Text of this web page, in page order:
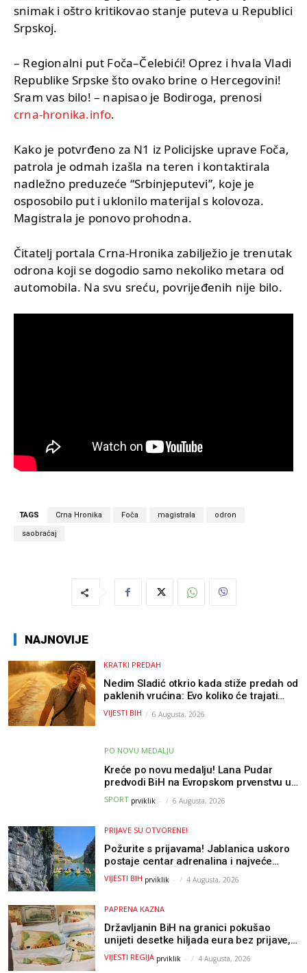
snimak i oštro kritikovao stanje puteva u Republici
Srpskoj.
– Regionalni put Foča–Čelebići! Oprez i hvala Vladi
Republike Srpske što ovako brine o Hercegovini!
Sram vas bilo! – napisao je Bodiroga, prenosi
crna-hronika.info.
Kako je potvrđeno za N1 iz Policijske uprave Foča,
patrola je odmah izašla na teren i kontaktirala
nadležno preduzeće “Srbinjeputevi”, koje je
osposobilo put i uklonilo materijal s kolovoza.
Magistrala je ponovo prohodna.
Čitatelj portala Crna-Hronika zabilježio je trenutak
odrona koji se dogodio samo nekoliko metara od
automobila. Na svu sreću, povrijeđenih nije bilo.
TAGS Crna Hronika Foča magistrala odron
saobraćaj
NAJNOVIJE
KRATKI PREDAH
Nedim Sladić otkrio kada stiže predah od
paklenih vrućina: Evo koliko će trajati
osvježenje u BiH
VIJESTI BIH 6 Augusta, 2026
PO NOVU MEDALJU
Kreće po novu medalju! Lana Pudar
predvodi BiH na Evropskom prvenstvu u
Parizu
SPORT prviklik - 6 Augusta, 2026
PRIJAVE SU OTVORENE!
Požurite s prijavama! Jablanica uskoro
postaje centar adrenalina i najveće
outdoor avanture ovog ljeta
VIJESTI BIH prviklik - 4 Augusta, 2026
PAPRENA KAZNA
Državljanin BiH na granici pokušao
unijeti desetke hiljada eura bez prijave,
uslijedila “paprena” kazna
VIJESTI REGIJA prviklik - 4 Augusta, 2026